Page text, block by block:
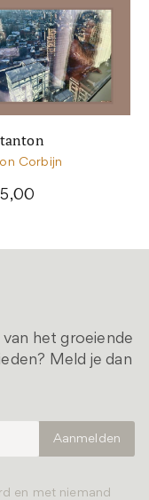
Corbijn
het groeiende
Meld je dan
en met niemand